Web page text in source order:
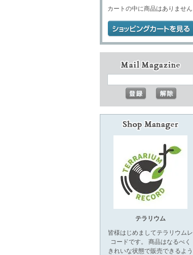
カートの中に商品はありません
テラリウム
皆様はじめましてテラリウムレ
コードです。 商品はなるべく
きれいな状態で販売できるよう